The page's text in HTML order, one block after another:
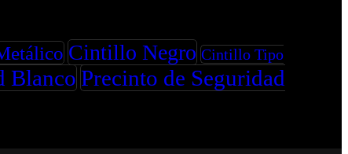
Cintillo Negro Cintillo Tipo
Blanco Precinto de Seguridad